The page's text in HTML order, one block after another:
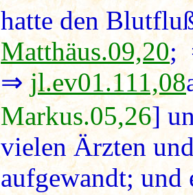
hatte den
Matthäus.09,20;
⇒jl.ev01.111,08
Markus.05,26]
vielen Ärzten
aufgewandt; und